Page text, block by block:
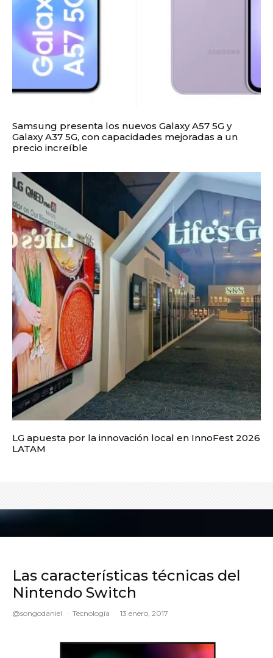
Samsung presenta los nuevos Galaxy A57 5G y
Galaxy A37 5G, con capacidades mejoradas a un
precio increíble
LG apuesta por la innovación local en InnoFest 2026
LATAM
Las características técnicas del
Nintendo Switch
@songodaniel · Tecnología · 13 enero, 2017